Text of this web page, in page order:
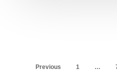
Previous 1 …